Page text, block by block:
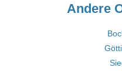
Andere